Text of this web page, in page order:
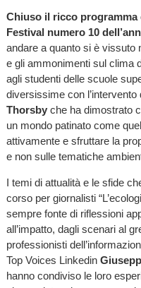
Chiuso il ricco programma
Festival numero 10
andare a quanto si è vissuto
e gli ammonimenti sul clima
agli studenti delle scuole
diversissime con
Thorsbyche ha dimostrato
un mondo patinato come
attivamente e sfruttare la
e non sulle tematiche
I temi di attualità e le sfide
corso per giornalisti
sempre fonte di riflessioni
all’impatto, dagli scenari al
professionisti
Top Voices Linkedin
hanno condiviso le loro